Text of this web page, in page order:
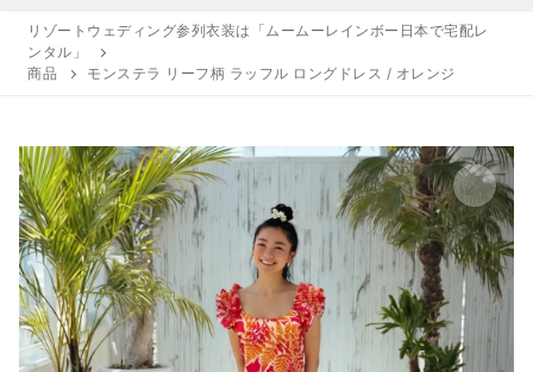
HOME
宅配レンタルについて
宅配レンタル商品一覧
来店試着
リゾートウェディング参列衣装は「ムームーレインボー日本で宅配レ
ンタル」
商品
モンステラ リーフ柄 ラッフル ロングドレス / オレンジ